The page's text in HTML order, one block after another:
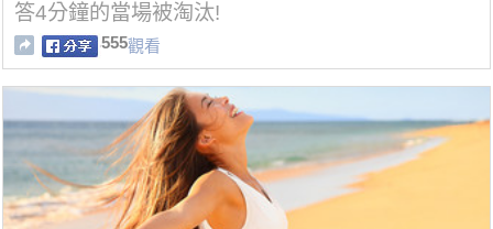
答4分鐘的當場被淘汰!
555觀看